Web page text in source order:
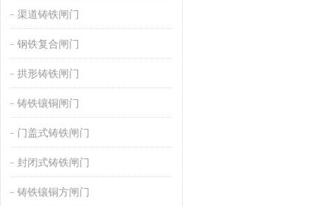
渠道铸铁闸门
钢铁复合闸门
拱形铸铁闸门
铸铁镶铜闸门
门盖式铸铁闸门
封闭式铸铁闸门
铸铁镶铜方闸门